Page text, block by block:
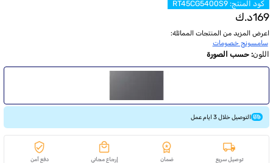
كود المنتج:
RT45CG5400S9
169د.ك
اعرض المزيد من المنتجات المماثلة:
سامسونج خصومات
اللون: حسب الصورة
التوصيل خلال 3 ايام عمل
توصيل سريع ضمان إرجاع مجاني دفع آمن